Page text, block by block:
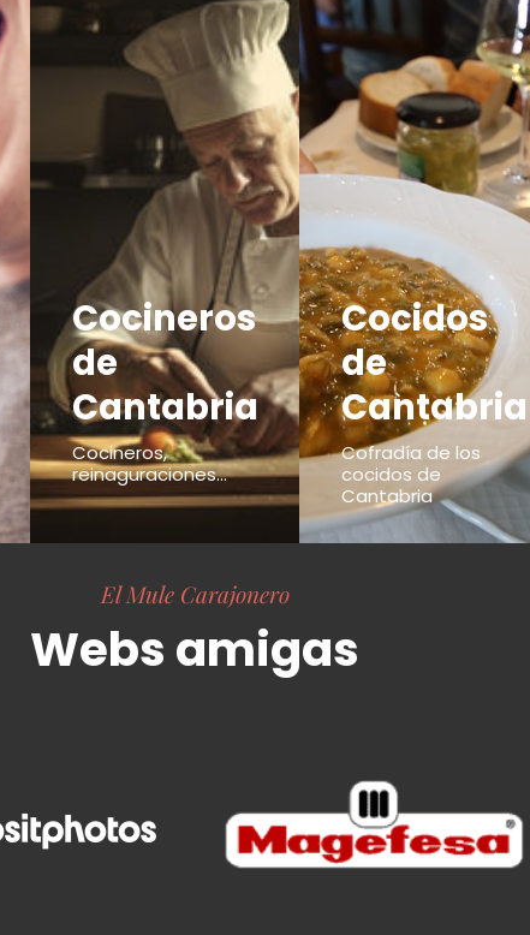
Cocineros
de
Cantabria
Cocineros,
reinaguraciones...
Cocidos
de
Cantabria
Cofradía de los
cocidos de
Cantabria
El Mule Carajonero
Webs amigas